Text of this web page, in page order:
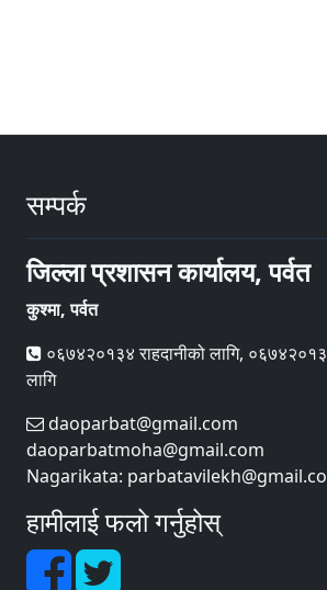
सम्पर्क
जिल्ला प्रशासन कार्यालय, पर्वत
कुश्मा, पर्वत
०६७४२०१३४ राहदानीको लागि,
लागि
daoparbat@gmail.com
daoparbatmoha@gmail.com
Nagarikata:
हामीलाई फलो गर्नुहोस्